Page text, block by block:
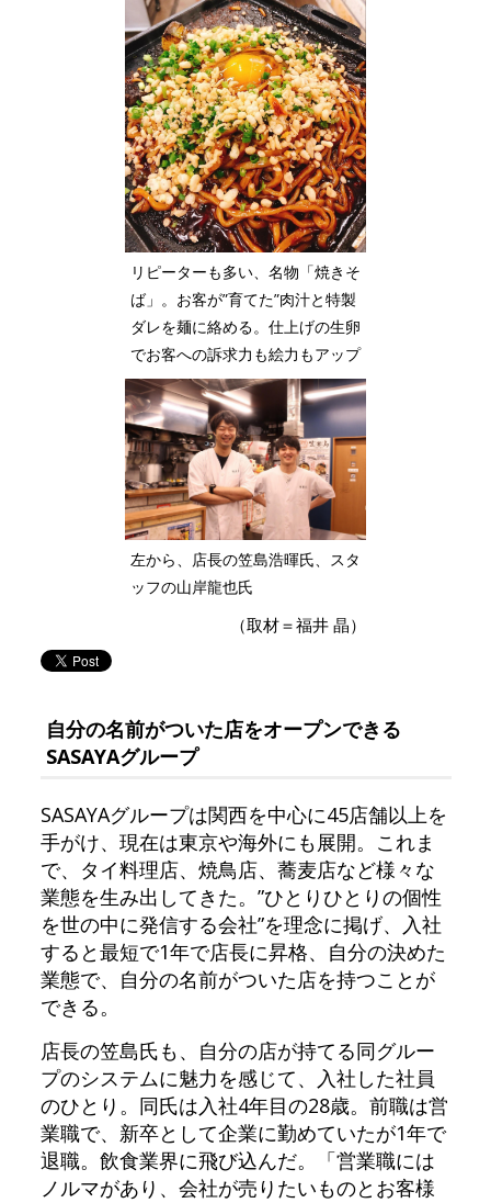
リピーターも多い、名物「焼きそ
ば」。お客が”育てた”肉汁と特製
ダレを麺に絡める。仕上げの生卵
でお客への訴求力も絵力もアップ
左から、店長の笠島浩暉氏、スタ
ッフの山岸龍也氏
（取材＝福井 晶）
自分の名前がついた店をオープンできる
SASAYAグループ
SASAYAグループは関西を中心に45店舗以上を
手がけ、現在は東京や海外にも展開。これま
で、タイ料理店、焼鳥店、蕎麦店など様々な
業態を生み出してきた。”ひとりひとりの個性
を世の中に発信する会社”を理念に掲げ、入社
すると最短で1年で店長に昇格、自分の決めた
業態で、自分の名前がついた店を持つことが
できる。
店長の笠島氏も、自分の店が持てる同グルー
プのシステムに魅力を感じて、入社した社員
のひとり。同氏は入社4年目の28歳。前職は営
業職で、新卒として企業に勤めていたが1年で
退職。飲食業界に飛び込んだ。「営業職には
ノルマがあり、会社が売りたいものとお客様